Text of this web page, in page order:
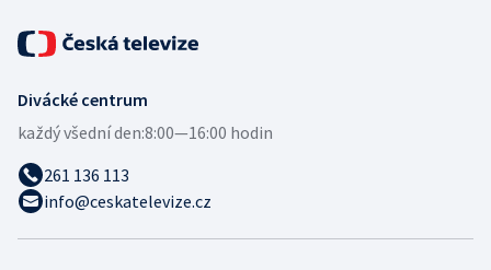
Divácké centrum
každý všední den:8:00—16:00 hodin
261 136 113
info@ceskatelevize.cz